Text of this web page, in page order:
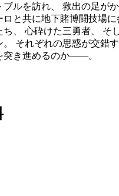
ブルを訪れ、 救出の足が
ロと共に地下賭博闘技場
ち、 心砕けた三勇者、 そ
。 それぞれの思惑が交錯
突き進めるのか――。